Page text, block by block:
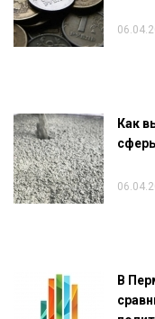
Как
В